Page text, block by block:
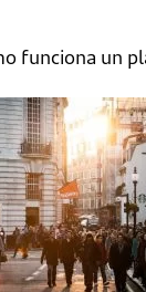
funciona un